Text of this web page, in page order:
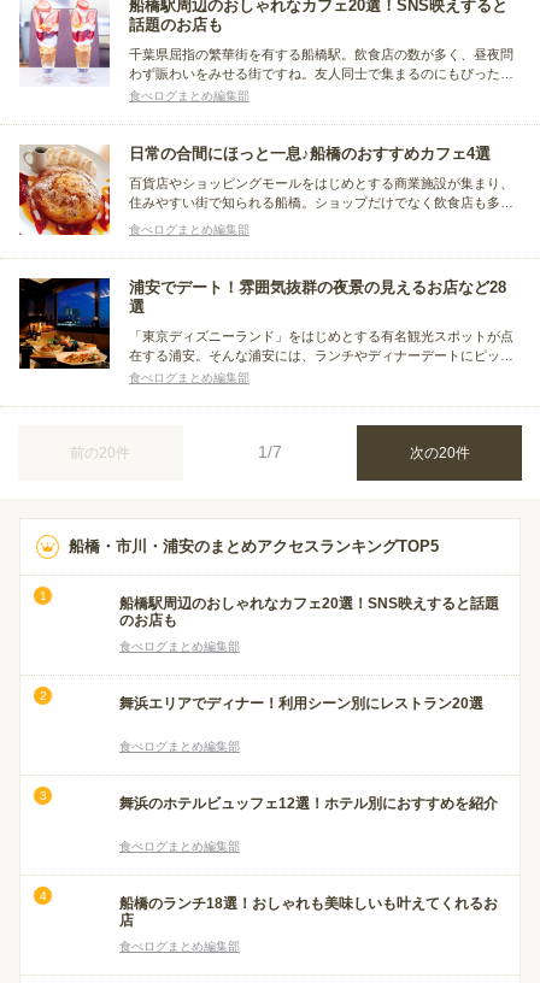
船橋駅周辺のおしゃれなカフェ20選！SNS映えすると
話題のお店も
千葉県屈指の繁華街を有する船橋駅。飲食店の数が多く、昼夜問
わず賑わいをみせる街ですね。友人同士で集まるのにもぴったり
なエリアです。今回は船橋駅周辺のおしゃれなカフェをまとめま
食べログまとめ編集部
日常の合間にほっと一息♪船橋のおすすめカフェ4選
百貨店やショッピングモールをはじめとする商業施設が集まり、
住みやすい街で知られる船橋。ショップだけでなく飲食店も多く
立ち並んでいます。そこで、普段のランチや、お買い物の途中で
ほっと一息つきたいときにおすすめな船橋のカフェを集めてみま
した。
食べログまとめ編集部
浦安でデート！雰囲気抜群の夜景の見えるお店など28
選
「東京ディズニーランド」をはじめとする有名観光スポットが点
在する浦安。そんな浦安には、ランチやディナーデートにピッタ
リなお店がたくさんあります。そこで今回は、美味しいと評判の
食べログまとめ編集部
前の20件 1/7 次の20件
船橋・市川・浦安のまとめアクセスランキングTOP5
船橋駅周辺のおしゃれなカフェ20選！SNS映えすると話題
のお店も
食べログまとめ編集部
舞浜エリアでディナー！利用シーン別にレストラン20選
食べログまとめ編集部
舞浜のホテルビュッフェ12選！ホテル別におすすめを紹介
食べログまとめ編集部
船橋のランチ18選！おしゃれも美味しいも叶えてくれるお
店
食べログまとめ編集部